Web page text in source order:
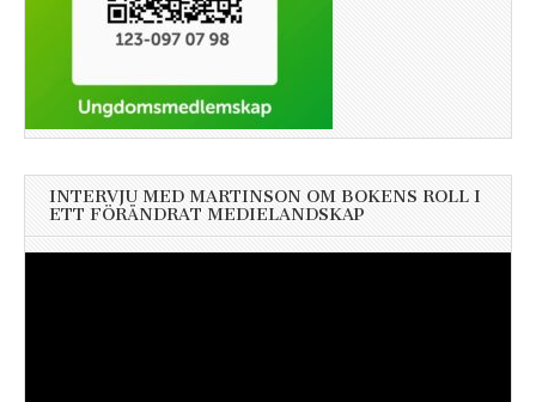
INTERVJU MED MARTINSON OM BOKENS ROLL I
ETT FÖRÄNDRAT MEDIELANDSKAP